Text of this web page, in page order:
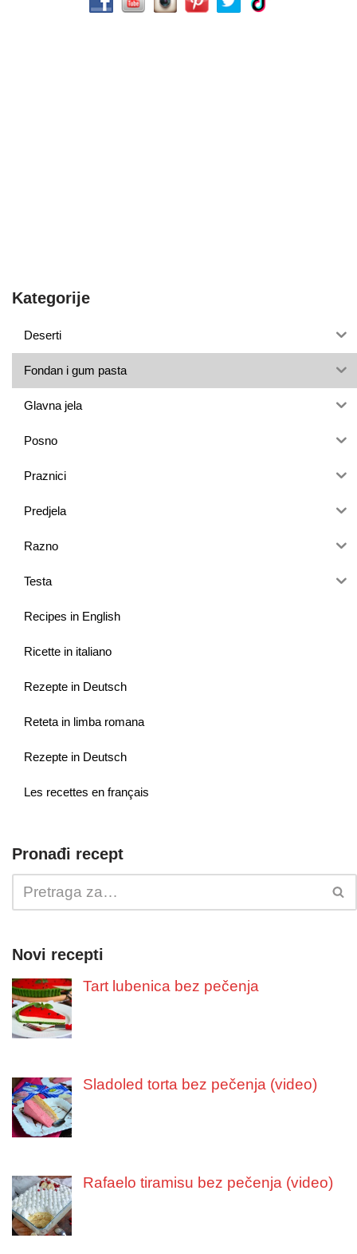
Kategorije
Deserti
Fondan i gum pasta
Glavna jela
Posno
Praznici
Predjela
Razno
Testa
Recipes in English
Ricette in italiano
Rezepte in Deutsch
Reteta in limba romana
Rezepte in Deutsch
Les recettes en français
Pronađi recept
Novi recepti
Tart lubenica bez pečenja
Sladoled torta bez pečenja (video)
Rafaelo tiramisu bez pečenja (video)